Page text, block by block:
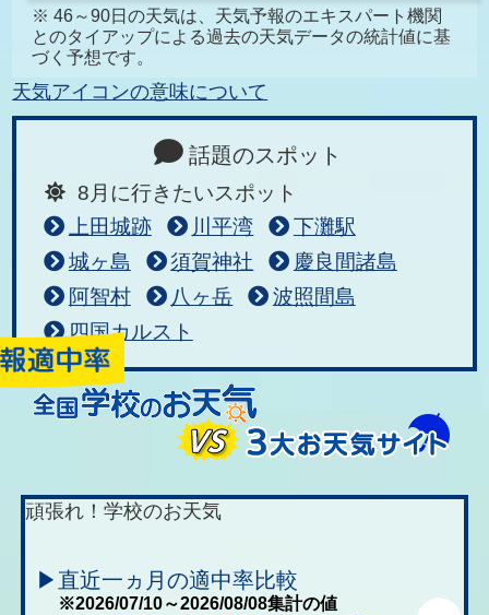
※ 46～90日の天気は、天気予報のエキスパート機関
とのタイアップによる過去の天気データの統計値に基
づく予想です。
天気アイコンの意味について
話題のスポット
8月に行きたいスポット
上田城跡
川平湾
下灘駅
城ヶ島
須賀神社
慶良間諸島
阿智村
八ヶ岳
波照間島
四国カルスト
頑張れ！学校のお天気
▶直近一ヵ月の適中率比較
※2026/07/10～2026/08/08集計の値